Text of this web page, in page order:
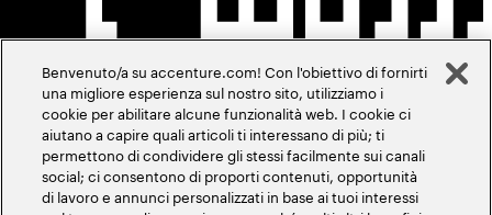
Benvenuto/a su accenture.com! Con l'obiettivo di fornirti
una migliore esperienza sul nostro sito, utilizziamo i
cookie per abilitare alcune funzionalità web. I cookie ci
aiutano a capire quali articoli ti interessano di più; ti
permettono di condividere gli stessi facilmente sui canali
social; ci consentono di proporti contenuti, opportunità
di lavoro e annunci personalizzati in base ai tuoi interessi